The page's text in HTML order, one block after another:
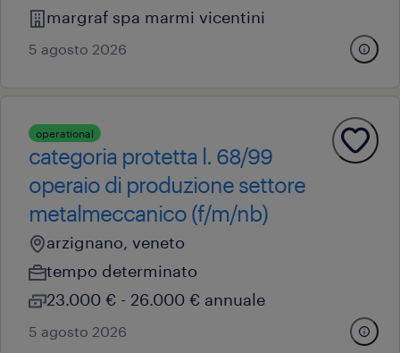
margraf spa marmi vicentini
5 agosto 2026
operational
categoria protetta l. 68/99
operaio di produzione settore
metalmeccanico (f/m/nb)
arzignano, veneto
tempo determinato
23.000 € - 26.000 € annuale
5 agosto 2026